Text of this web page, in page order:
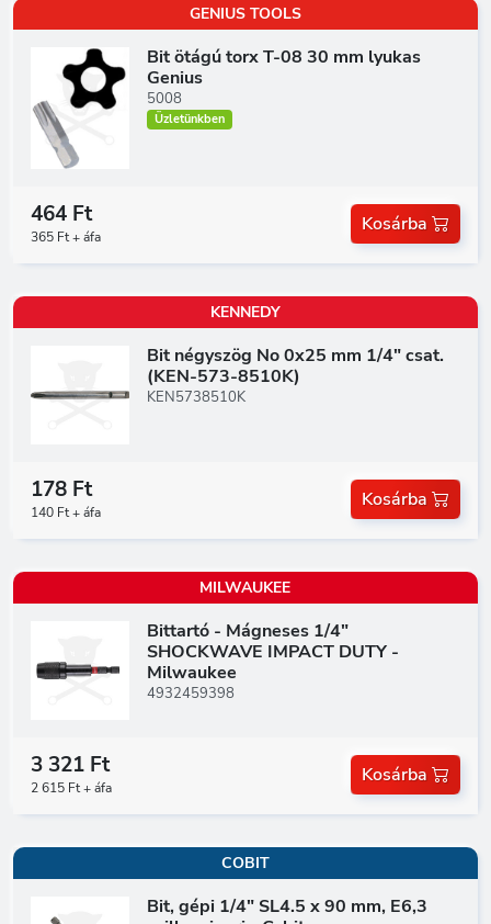
GENIUS TOOLS
Bit ötágú torx T-08 30 mm lyukas
Genius
5008
Üzletünkben
464 Ft
365 Ft + áfa
Kosárba
KENNEDY
Bit négyszög No 0x25 mm 1/4" csat.
(KEN-573-8510K)
KEN5738510K
178 Ft
140 Ft + áfa
Kosárba
MILWAUKEE
Bittartó - Mágneses 1/4"
SHOCKWAVE IMPACT DUTY -
Milwaukee
4932459398
3 321 Ft
2 615 Ft + áfa
Kosárba
COBIT
Bit, gépi 1/4" SL4.5 x 90 mm, E6,3